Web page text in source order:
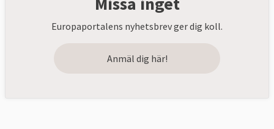
Europaportalens nyhetsbrev ger dig koll.
Anmäl dig här!